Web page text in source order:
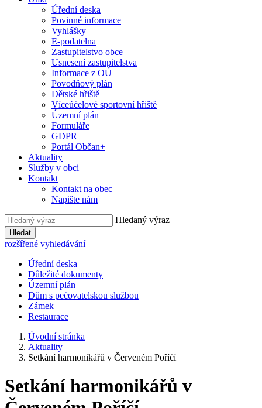
Úřední deska
Povinné informace
Vyhlášky
E-podatelna
Zastupitelstvo obce
Usnesení zastupitelstva
Informace z OÚ
Povodňový plán
Dětské hřiště
Víceúčelové sportovní hřiště
Územní plán
Formuláře
GDPR
Portál Občan+
Aktuality
Služby v obci
Kontakt
Kontakt na obec
Napište nám
Hledaný výraz
Hledat
rozšířené vyhledávání
Úřední deska
Důležité dokumenty
Územní plán
Dům s pečovatelskou službou
Zámek
Restaurace
Úvodní stránka
Aktuality
Setkání harmonikářů v Červeném Poříčí
Setkání harmonikářů v